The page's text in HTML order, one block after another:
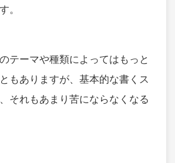
。
テーマや種類によってはもっと
もありますが、基本的な書くス
それもあまり苦にならなくなる